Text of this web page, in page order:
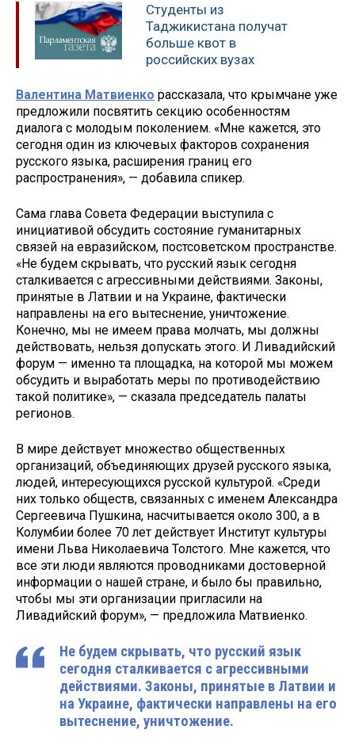
Студенты из
Таджикистана получат
больше квот в
российских вузах
Валентина Матвиенко рассказала, что крымчане уже
предложили посвятить секцию особенностям
диалога с молодым поколением. «Мне кажется, это
сегодня один из ключевых факторов сохранения
русского языка, расширения границ его
распространения», — добавила спикер.
Сама глава Совета Федерации выступила с
инициативой обсудить состояние гуманитарных
связей на евразийском, постсоветском пространстве.
«Не будем скрывать, что русский язык сегодня
сталкивается с агрессивными действиями. Законы,
принятые в Латвии и на Украине, фактически
направлены на его вытеснение, уничтожение.
Конечно, мы не имеем права молчать, мы должны
действовать, нельзя допускать этого. И Ливадийский
форум — именно та площадка, на которой мы можем
обсудить и выработать меры по противодействию
такой политике», — сказала председатель палаты
регионов.
В мире действует множество общественных
организаций, объединяющих друзей русского языка,
людей, интересующихся русской культурой. «Среди
них только обществ, связанных с именем Александра
Сергеевича Пушкина, насчитывается около 300, а в
Колумбии более 70 лет действует Институт культуры
имени Льва Николаевича Толстого. Мне кажется, что
все эти люди являются проводниками достоверной
информации о нашей стране, и было бы правильно,
чтобы мы эти организации пригласили на
Ливадийский форум», — предложила Матвиенко.
Не будем скрывать, что русский язык
сегодня сталкивается с агрессивными
действиями. Законы, принятые в Латвии и
на Украине, фактически направлены на его
вытеснение, уничтожение.